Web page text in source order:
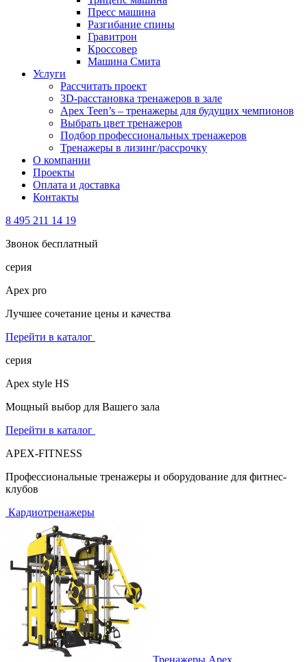
Пресс машина
Разгибание спины
Гравитрон
Кроссовер
Машина Смита
Услуги
Рассчитать проект
3D-расстановка тренажеров в зале
Apex Teen’s – тренажеры для будущих чемпионов
Выбрать цвет тренажеров
Подбор профессиональных тренажеров
Тренажеры в лизинг/рассрочку
О компании
Проекты
Оплата и доставка
Контакты
8 495 211 14 19
Звонок бесплатный
серия
Apex pro
Лучшее сочетание цены и качества
Перейти в каталог
серия
Apex style HS
Мощный выбор для Вашего зала
Перейти в каталог
APEX-FITNESS
Профессиональные тренажеры и оборудование для фитнес-
клубов
Кардиотренажеры
Тренажеры Apex